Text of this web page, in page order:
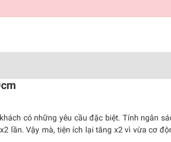
có những yêu cầu đặc biệt. Tính ngân
lần. Vậy mà, tiện ích lại tăng x2 vì vừa cơ